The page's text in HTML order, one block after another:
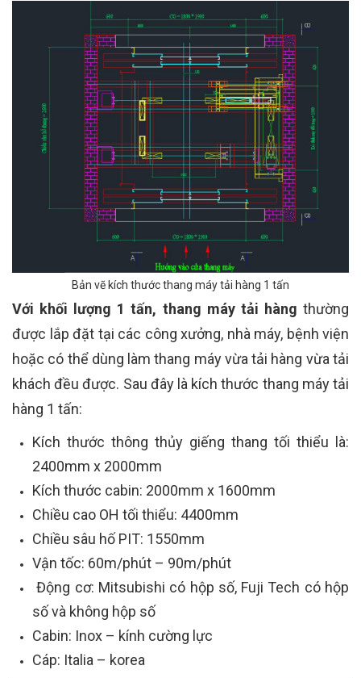
Bản vẽ kích thước thang máy tải hàng 1 tấn
Với khối lượng 1 tấn, thang máy tải hàng thường
được lắp đặt tại các công xưởng, nhà máy, bệnh viện
hoặc có thể dùng làm thang máy vừa tải hàng vừa tải
khách đều được. Sau đây là kích thước thang máy tải
hàng 1 tấn:
Kích thước thông thủy giếng thang tối thiểu là:
2400mm x 2000mm
Kích thước cabin: 2000mm x 1600mm
Chiều cao OH tối thiểu: 4400mm
Chiều sâu hố PIT: 1550mm
Vận tốc: 60m/phút – 90m/phút
Động cơ: Mitsubishi có hộp số, Fuji Tech có hộp
số và không hộp số
Cabin: Inox – kính cường lực
Cáp: Italia – korea